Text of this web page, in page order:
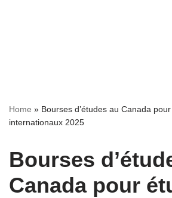
Home » Bourses d’études au Canada
internationaux 2025
Bourses
Canada pour